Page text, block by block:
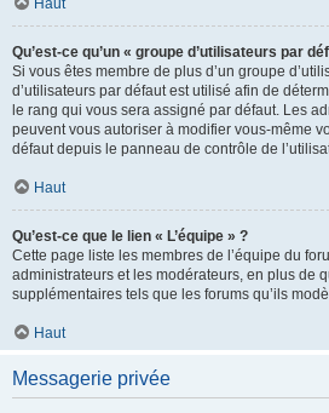
Haut
Qu’est-ce qu’un « groupe d’utilisateurs par
Si vous êtes membre de plus d’un groupe
d’utilisateurs par défaut est utilisé afin de
le rang qui vous sera assigné par défaut. Les
peuvent vous autoriser à modifier vous-même
défaut depuis le panneau de contrôle de
Haut
Qu’est-ce que le lien « L’équipe » ?
Cette page liste les membres de l’équipe du
administrateurs et les modérateurs, en plus de
supplémentaires tels que les forums qu’ils
Haut
Messagerie privée